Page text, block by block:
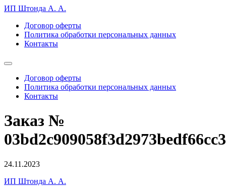
ИП Штонда А. А.
Договор оферты
Политика обработки персональных данных
Контакты
Договор оферты
Политика обработки персональных данных
Контакты
Заказ №
24.11.2023
ИП Штонда А. А.